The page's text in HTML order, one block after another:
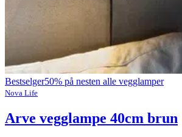
Bestselger50% på nesten alle vegglamper
Nova Life
Arve vegglampe 40cm brun